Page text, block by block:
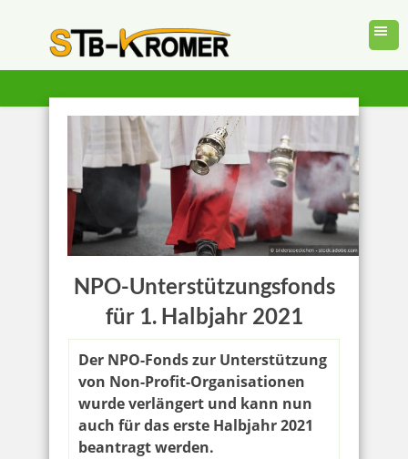
NPO-Unterstützungsfonds
für 1. Halbjahr 2021
Der NPO-Fonds zur Unterstützung
von Non-Profit-Organisationen
wurde verlängert und kann nun
auch für das erste Halbjahr 2021
beantragt werden.